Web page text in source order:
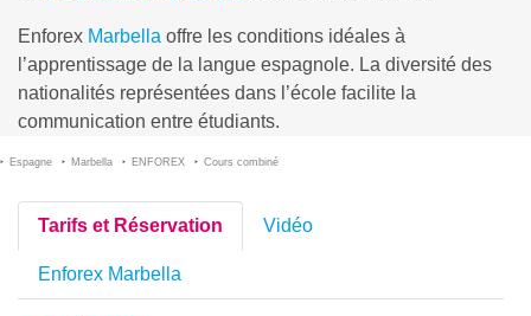
Enforex Marbella offre les conditions idéales à
l’apprentissage de la langue espagnole. La diversité des
nationalités représentées dans l’école facilite la
communication entre étudiants.
Espagne Marbella ENFOREX Cours combiné
Tarifs et Réservation Vidéo
Enforex Marbella